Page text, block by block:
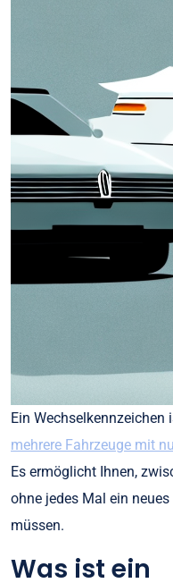
Ein
mehrere Fahrzeuge mit
Es ermöglicht Ihnen,
ohne jedes Mal ein
müssen.
Was ist ein